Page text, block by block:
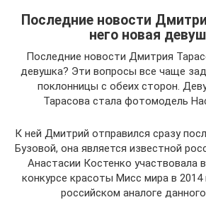
Последние новости
него новая
Последние новости Дмитрия
девушка? Эти вопросы все чаще
поклонницы с обеих сторон.
Тарасова стала фотомодель
К ней Дмитрий отправился сразу
Бузовой, она является известной
Анастасии Костенко участвовала
конкурсе красоты Мисс мира в 2014
российском аналоге